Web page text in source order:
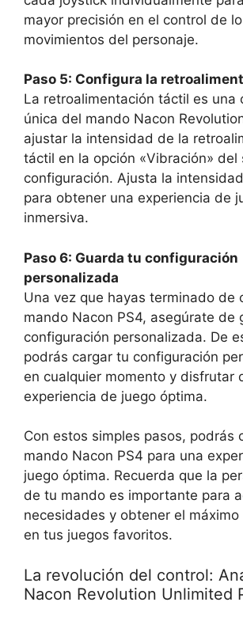
mayor precisión en el control de
movimientos del personaje.
Paso 5: Configura la
La retroalimentación táctil es una
única del mando Nacon
ajustar la intensidad de la
táctil en la opción «Vibración»
configuración. Ajusta la
para obtener una experiencia de
inmersiva.
Paso 6: Guarda tu configuración
personalizada
Una vez que hayas terminado de
mando Nacon PS4, asegúrate de
configuración personalizada. De
podrás cargar tu configuración
en cualquier momento y disfrutar
experiencia de juego óptima.
Con estos simples pasos, podrás
mando Nacon PS4 para una
juego óptima. Recuerda que la
de tu mando es importante para
necesidades y obtener el
en tus juegos favoritos.
La revolución del control:
Nacon Revolution Unlimited